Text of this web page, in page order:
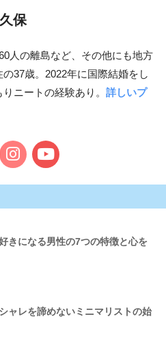
久保
人の離島など、その他にも地方
37歳。2022年に国際結婚をし
ニートの経験あり。 詳しいプ
きになる男性の7つの特徴と心を
ャレを諦めないミニマリストの始